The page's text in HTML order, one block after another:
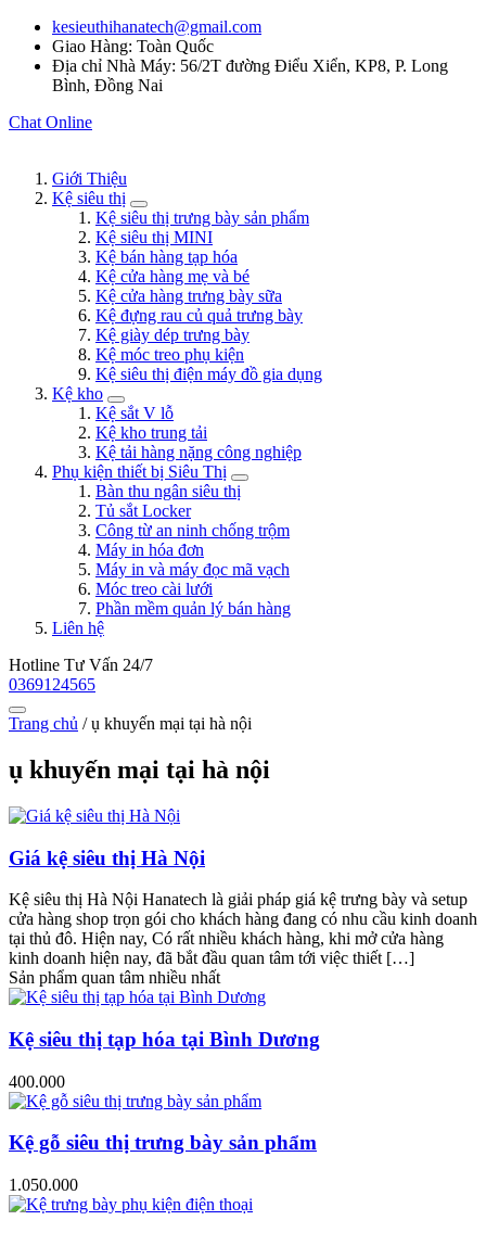
kesieuthihanatech@gmail.com
Giao Hàng: Toàn Quốc
Địa chỉ Nhà Máy: 56/2T đường Điểu Xiển, KP8, P. Long
Bình, Đồng Nai
Chat Online
Giới Thiệu
Kệ siêu thị
Kệ siêu thị trưng bày sản phẩm
Kệ siêu thị MINI
Kệ bán hàng tạp hóa
Kệ cửa hàng mẹ và bé
Kệ cửa hàng trưng bày sữa
Kệ đựng rau củ quả trưng bày
Kệ giày dép trưng bày
Kệ móc treo phụ kiện
Kệ siêu thị điện máy đồ gia dụng
Kệ kho
Kệ sắt V lỗ
Kệ kho trung tải
Kệ tải hàng nặng công nghiệp
Phụ kiện thiết bị Siêu Thị
Bàn thu ngân siêu thị
Tủ sắt Locker
Công từ an ninh chống trộm
Máy in hóa đơn
Máy in và máy đọc mã vạch
Móc treo cài lưới
Phần mềm quản lý bán hàng
Liên hệ
Hotline Tư Vấn 24/7
0369124565
Trang chủ /ụ khuyến mại tại hà nội
ụ khuyến mại tại hà nội
Giá kệ siêu thị Hà Nội
Kệ siêu thị Hà Nội Hanatech là giải pháp giá kệ trưng bày và setup
cửa hàng shop trọn gói cho khách hàng đang có nhu cầu kinh doanh
tại thủ đô. Hiện nay, Có rất nhiều khách hàng, khi mở cửa hàng
kinh doanh hiện nay, đã bắt đầu quan tâm tới việc thiết […]
Sản phẩm quan tâm nhiều nhất
Kệ siêu thị tạp hóa tại Bình Dương
400.000
Kệ gỗ siêu thị trưng bày sản phẩm
1.050.000